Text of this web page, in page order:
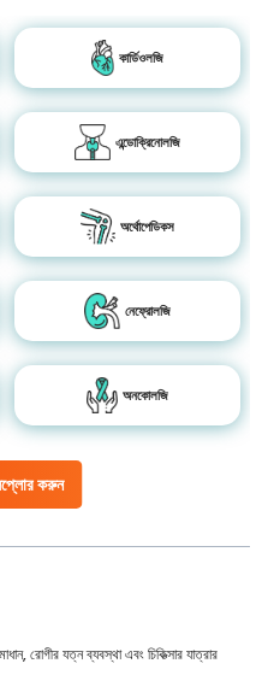
করুন
কার্ডিওলজি
এন্ডোক্রিনোলজি
অর্থোপেডিকস
নেফ্রোলজি
অনকোলজি
রোগীর যত্ন ব্যবস্থা এবং চিকিত্সার যাত্রার